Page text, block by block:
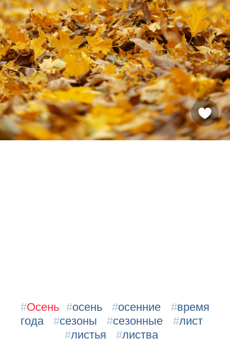
#Осень #осень #осенние #время
года
#сезоны #сезонные #лист
#листья #листва